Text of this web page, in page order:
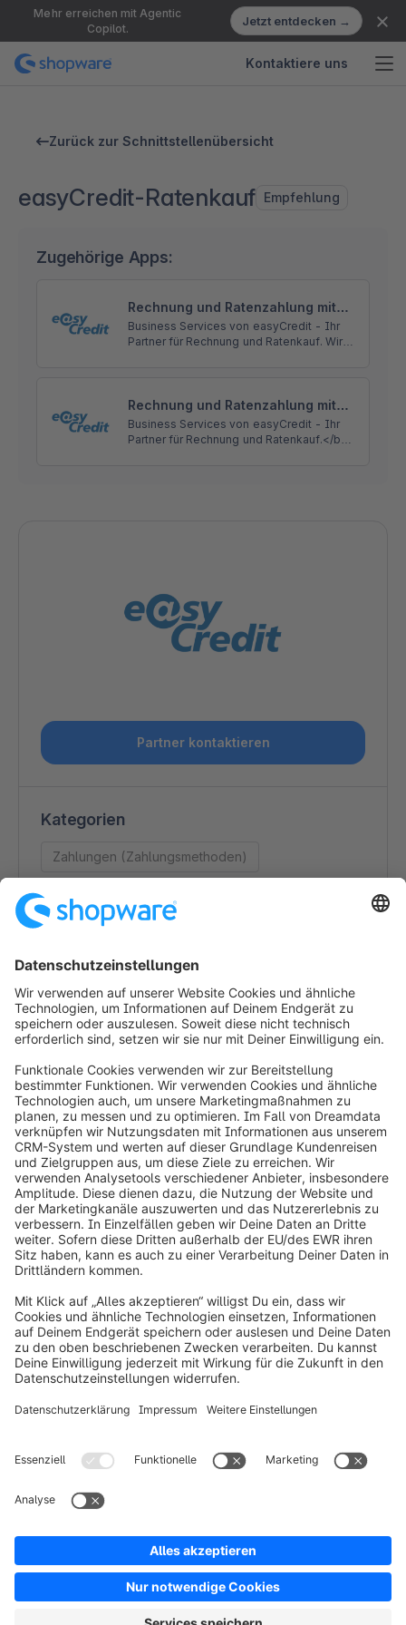
Mehr erreichen mit Agentic
Copilot.
Jetzt entdecken →
Kontaktiere uns
Zurück zur Schnittstellenübersicht
easyCredit-Ratenkauf Empfehlung
Zugehörige Apps:
Rechnung und Ratenzahlung mit
easyCredit für Shopware 5
Business Services von easyCredit - Ihr
Partner für Rechnung und Ratenkauf. Wir
Rechnung und Ratenzahlung mit
easyCredit für Shopware 6
Business Services von easyCredit - Ihr
Partner für Rechnung und Ratenkauf.</br>
Partner kontaktieren
Kategorien
Zahlungen (Zahlungsmethoden)
Kontaktdaten
TeamBank AG
90471 Nürnberg
Germany
0911/5390-2726
https://partner.easycredit.de/
info@shopware.com
Produkt
Lösungen
Partner
Entwickler
Ressourcen